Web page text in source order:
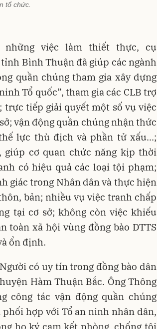
tổ chức.
những việc làm thiết thực, cụ
Bình Thuận đã giúp các ngành
quần chúng tham gia xây dựng
Tổ quốc”, tham gia các CLB trợ
trực tiếp giải quyết một số vụ việc
vận động quần chúng nhận thức
lực thù địch và phần tử xấu...;
cơ quan chức năng kịp thời
có hiệu quả các loại tội phạm;
giác trong Nhân dân và thực hiện
bản; nhiều vụ việc tranh chấp
tại cơ sở; không còn việc khiếu
toàn xã hội vùng đồng bào DTTS
ổn định.
có uy tín trong đồng bào dân
Hàm Thuận Bắc. Ông Thông
công tác vận động quần chúng
hợp với Tổ an ninh nhân dân,
họ ký cam kết phòng, chống tội